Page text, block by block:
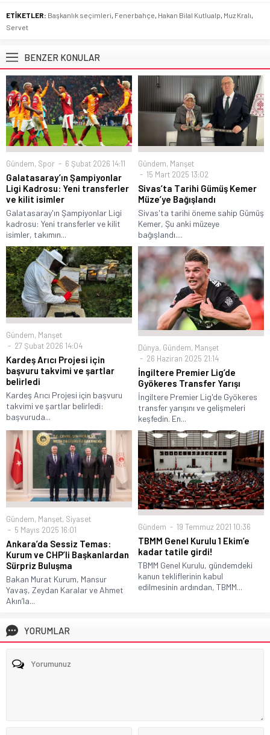
ETİKETLER: Başkanlık seçimleri Fenerbahçe Hakan Bilal Kutlualp Muz Kralı
Servet
BENZER KONULAR
Gündem, Spor 6 Şubat 2026 14:11
Galatasaray’ın Şampiyonlar
Ligi Kadrosu: Yeni transferler
ve kilit isimler
Galatasaray'ın Şampiyonlar Ligi
kadrosu: Yeni transferler ve kilit
isimler, takımın...
Gündem, Manşet
15 Mart 2025 13:02
Sivas’ta Tarihi Gümüş Kemer
Müze’ye Bağışlandı
Sivas'ta tarihi öneme sahip Gümüş
Kemer, Şu anki müzeye
bağışlandı....
Gündem, Manşet
27 Şubat 2026 14:04
Kardeş Arıcı Projesi için
başvuru takvimi ve şartlar
belirledi
Kardeş Arıcı Projesi için başvuru
takvimi ve şartlar belirledi:
başvuruda...
Dünya, Gündem, Manşet
26 Haziran 2025 21:14
İngiltere Premier Lig’de
Gyökeres Transfer Yarışı
İngiltere Premier Lig'de Gyökeres
transfer yarışını ve gelişmeleri
keşfedin. En...
Gündem, Manşet, Siyaset
5 Mayıs 2025 16:01
Ankara’da Sessiz Temas:
Kurum ve CHP’li Başkanlardan
Sürpriz Buluşma
Bakan Murat Kurum, Mansur
Yavaş, Zeydan Karalar ve Ahmet
Akın’la...
Gündem 19 Temmuz 2021 10:36
TBMM Genel Kurulu 1 Ekim’e
kadar tatile girdi!
TBMM Genel Kurulu, gündemdeki
kanun tekliflerinin kabul
edilmesinin ardından, TBMM...
YORUMLAR